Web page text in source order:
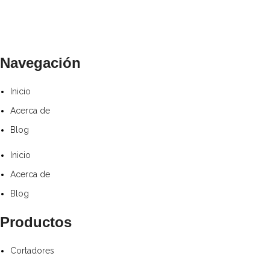
Navegación
Inicio
Acerca de
Blog
Inicio
Acerca de
Blog
Productos
Cortadores